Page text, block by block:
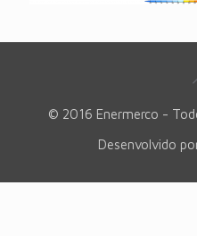
© 2016 Enermerco -
Desenvolvido